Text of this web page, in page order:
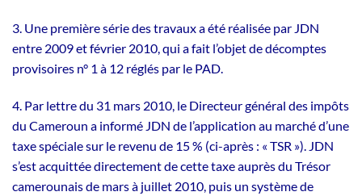
3. Une première série des travaux a été réalisée par JDN
entre 2009 et février 2010, qui a fait l’objet de décomptes
provisoires n° 1 à 12 réglés par le PAD.
4. Par lettre du 31 mars 2010, le Directeur général des impôts
du Cameroun a informé JDN de l’application au marché d’une
taxe spéciale sur le revenu de 15 % (ci-après : « TSR »). JDN
s’est acquittée directement de cette taxe auprès du Trésor
camerounais de mars à juillet 2010, puis un système de